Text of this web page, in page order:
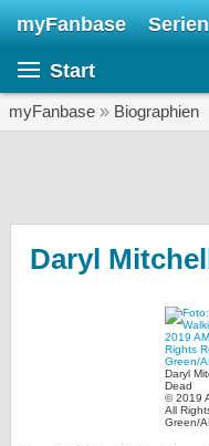
myFanbase Serien
Start
myFanbase » Biographien
Daryl
Daryl
Dead
© 2019
All
Green/